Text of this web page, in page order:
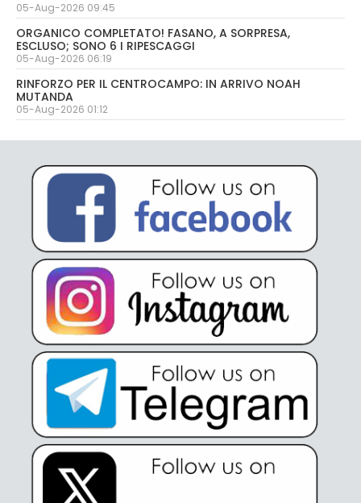
05-Aug-2026 09:45
ORGANICO COMPLETATO! FASANO, A SORPRESA,
ESCLUSO; SONO 6 I RIPESCAGGI
05-Aug-2026 06:19
RINFORZO PER IL CENTROCAMPO: IN ARRIVO NOAH
MUTANDA
05-Aug-2026 01:12